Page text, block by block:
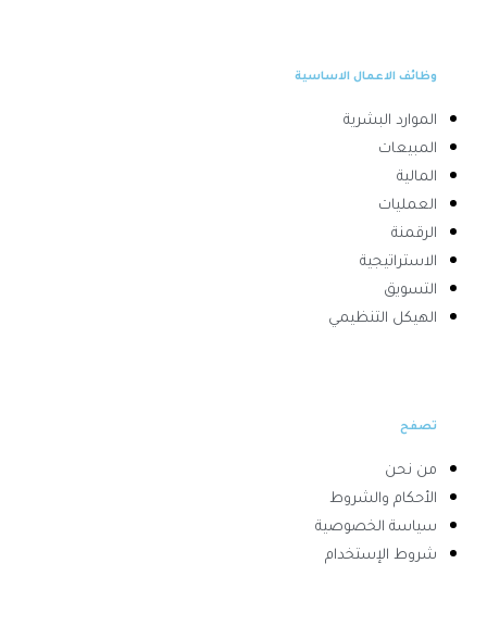
وظائف الاعمال الاساسية
الموارد البشرية
المبيعات
المالية
العمليات
الرقمنة
الاستراتيجية
التسويق
الهيكل التنظيمي
تصفح
من نحن
الأحكام والشروط
سياسة الخصوصية
شروط الإستخدام